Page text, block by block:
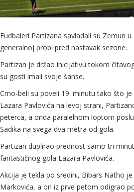
Fudbaleri Partizana savladali su Zemun
generalnoj probi pred nastavak sezone.
Partizan je držao inicijativu tokom
su gosti imali svoje šanse.
Crno-beli su poveli 19. minutu tako što
Lazara Pavlovića na levoj strani,
peterca, a onda paralelnom loptom
Sadika na svega dva metra od gola.
Partizan duplirao prednost samo tri
fantastičnog gola Lazara Pavlovića.
Akcija je tekla po sredini, Bibars Natho
Markovića, a on iz prve petom odigrao